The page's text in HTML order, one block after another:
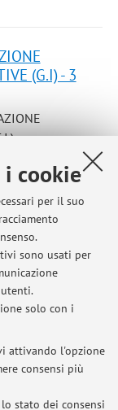
cookie
per il suo
sono usati per
solo con i
attivando l'opzione
consensi più
stato dei consensi
(G.I) - 3
Scienze della
3 dicembre